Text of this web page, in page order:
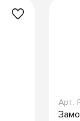
Арт.: